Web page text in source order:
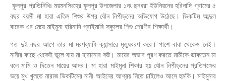
ফুলপুর প্রতিনিধিঃ ময়মনসিংহের ফুলপুর উপজেলার ১নং ছনধরা ইউনিয়নের হরিনাদি গ্রামের ৫
বছর বয়সী মা হারা এতিম শিশুর উপর যৌন নিপীড়নের অভিযোগ উঠেছে। ভিকটিম আব্দুল
বারেক এর মেয়ে মাইমুনা হরিনাদি প্রাইমারি স্কুলের শিশু শ্রেণীর শিক্ষার্থী।
গত দুই বছর আগে তার মা মরণব্যাধি ক্যান্সারে মৃত্যুবরণ করে। পাশে বাবা থেকেও নেই।
নানীর কাছে থেকেই ভুলে যায় মা হারানোর কষ্ট। মায়ের অভাব পূরণ করতে মামীকে ডাকতেন মা
বলে মামি ও দিতেন মায়ের আদর। মা হারা মাইমুনা শিকার হয় যৌন নিপীড়নের প্রতিপক্ষের
ভয়ে মুখ খুলতে নারাজ ভিকটিমের নানী আইনের আশ্রয় নিতে চাইলেও আসে হুমকি। মাইমুনার